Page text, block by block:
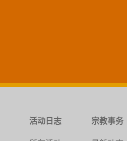
活动日志
宗教事务